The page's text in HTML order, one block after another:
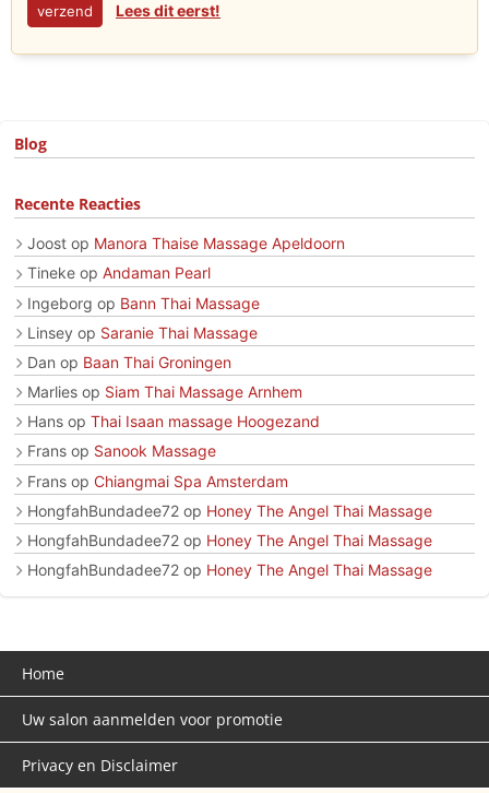
Lees dit eerst!
Blog
Recente Reacties
Joost op Manora Thaise Massage Apeldoorn
Tineke op Andaman Pearl
Ingeborg op Bann Thai Massage
Linsey op Saranie Thai Massage
Dan op Baan Thai Groningen
Marlies op Siam Thai Massage Arnhem
Hans op Thai Isaan massage Hoogezand
Frans op Sanook Massage
Frans op Chiangmai Spa Amsterdam
HongfahBundadee72 op Honey The Angel Thai Massage
HongfahBundadee72 op Honey The Angel Thai Massage
HongfahBundadee72 op Honey The Angel Thai Massage
Home
Uw salon aanmelden voor promotie
Privacy en Disclaimer